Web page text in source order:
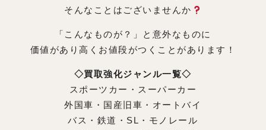
そんなことはございませんか
「こんなものが？」と意外なものに
価値があり高くお値段がつくことがあります！
◇買取強化ジャンル一覧◇
スポーツカー・スーパーカー
外国車・国産旧車・オートバイ
バス・鉄道・SL・モノレール